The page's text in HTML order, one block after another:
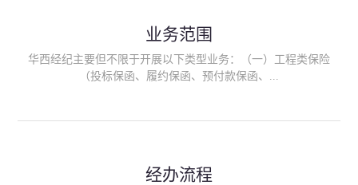
业务范围
华西经纪主要但不限于开展以下类型业务：（一）工程类保险
（投标保函、履约保函、预付款保函、...
险、政府公共安全责任保险/自然灾害公众责任保险、精神病监护
经办流程